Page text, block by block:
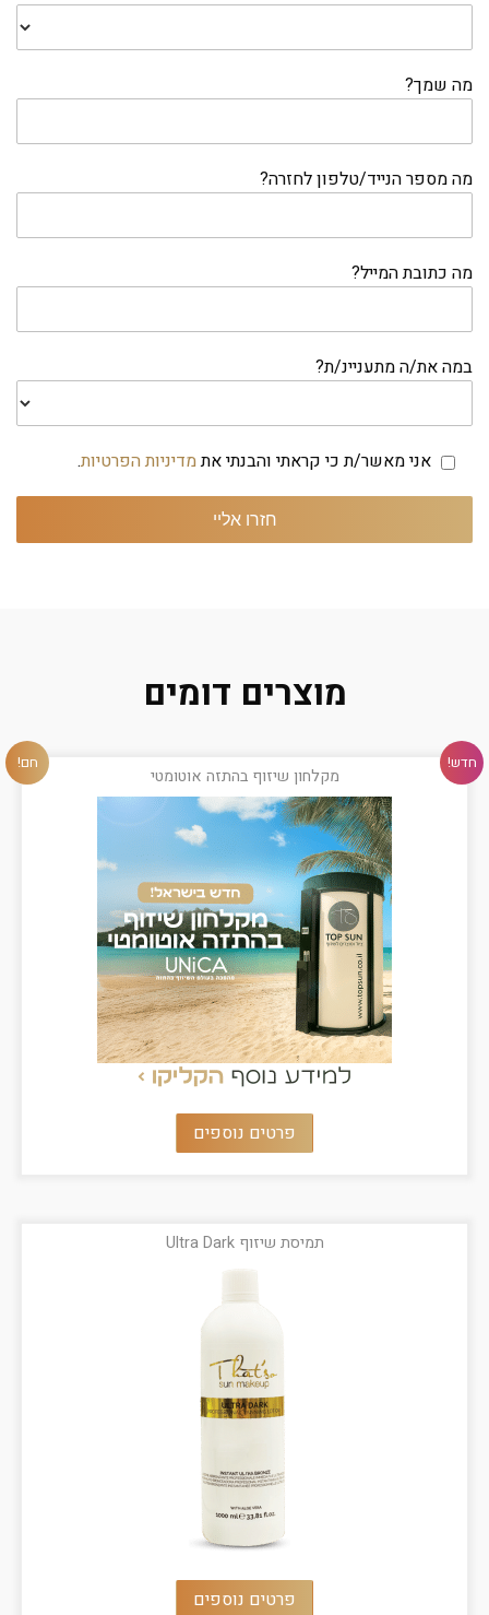
מה שמך?
מה מספר הנייד/טלפון לחזרה?
מה כתובת המייל?
במה את/ה מתעניינ/ת?
אני מאשר/ת כי קראתי והבנתי אתמדיניות הפרטיות.
מוצרים דומים
מקלחון שיזוף בהתזה אוטומטי
פרטים נוספים
חם! חדש!
תמיסת שיזוף Ultra Dark
פרטים נוספים